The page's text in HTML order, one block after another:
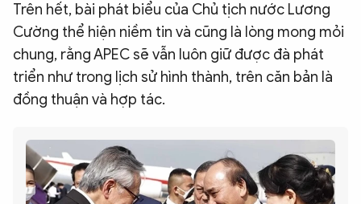
Trên hết, bài phát biểu của Chủ tịch nước Lương
Cường thể hiện niềm tin và cũng là lòng mong mỏi
chung, rằng APEC sẽ vẫn luôn giữ được đà phát
triển như trong lịch sử hình thành, trên căn bản là
đồng thuận và hợp tác.